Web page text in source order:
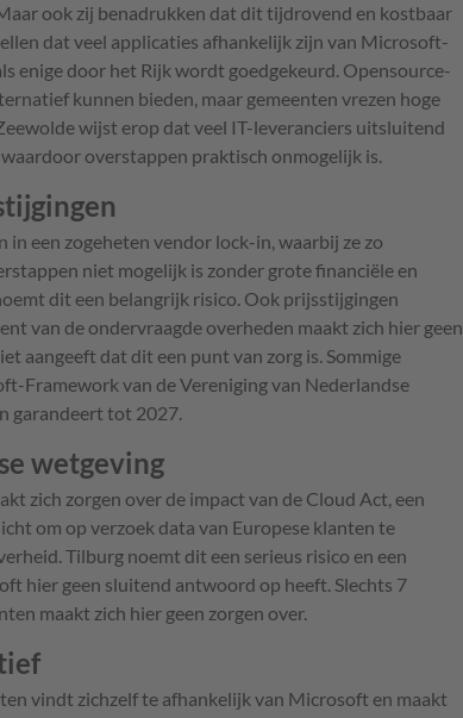
ook zij benadrukken dat dit tijdrovend en kostbaar
dat veel applicaties afhankelijk zijn van Microsoft-
enige door het Rijk wordt goedgekeurd. Opensource-
kunnen bieden, maar gemeenten vrezen hoge
wijst erop dat veel IT-leveranciers uitsluitend
overstappen praktisch onmogelijk is.
in een zogeheten vendor lock-in, waarbij ze zo
niet mogelijk is zonder grote financiële en
dit een belangrijk risico. Ook prijsstijgingen
van de ondervraagde overheden maakt zich hier geen
aangeeft dat dit een punt van zorg is. Sommige
Framework van de Vereniging van Nederlandse
garandeert tot 2027.
wetgeving
zich zorgen over de impact van de Cloud Act, een
om op verzoek data van Europese klanten te
Tilburg noemt dit een serieus risico en een
hier geen sluitend antwoord op heeft. Slechts 7
maakt zich hier geen zorgen over.
vindt zichzelf te afhankelijk van Microsoft en maakt